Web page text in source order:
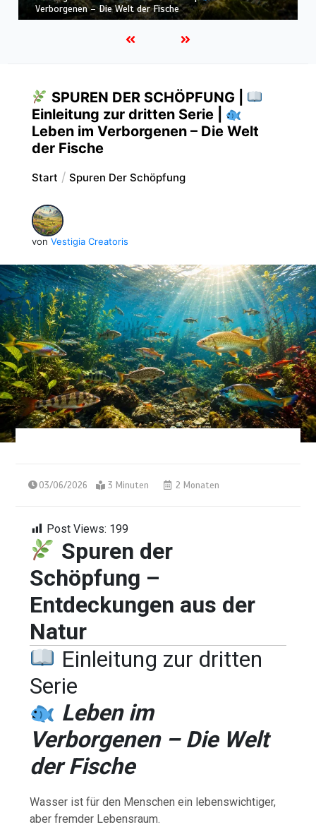
Verborgenen – Die Welt der Fische
SPUREN DER SCHÖPFUNG |
Einleitung zur dritten Serie |
Leben im Verborgenen – Die Welt
der Fische
Start Spuren Der Schöpfung
von Vestigia Creatoris
03/06/2026 3 Minuten 2 Monaten
Post Views: 199
Spuren der
Schöpfung –
Entdeckungen aus der
Natur
Einleitung zur dritten
Serie
Leben im
Verborgenen – Die Welt
der Fische
Wasser ist für den Menschen ein lebenswichtiger,
aber fremder Lebensraum.